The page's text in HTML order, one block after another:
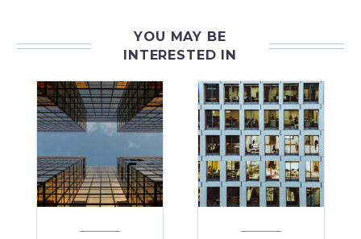
YOU MAY BE
INTERESTED IN